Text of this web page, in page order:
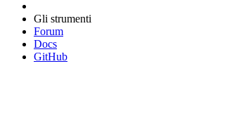
Gli strumenti
Forum
Docs
GitHub